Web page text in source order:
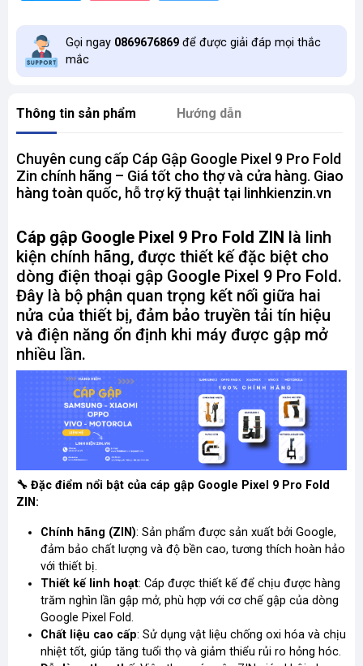
Gọi ngay 0869676869 để được giải đáp mọi thắc
mắc
Thông tin sản phẩm Hướng dẫn
Chuyên cung cấp Cáp Gập Google Pixel 9 Pro Fold
Zin chính hãng – Giá tốt cho thợ và cửa hàng. Giao
hàng toàn quốc, hỗ trợ kỹ thuật tại linhkienzin.vn
Cáp gập Google Pixel 9 Pro Fold ZIN là linh
kiện chính hãng, được thiết kế đặc biệt cho
dòng điện thoại gập Google Pixel 9 Pro Fold.
Đây là bộ phận quan trọng kết nối giữa hai
nửa của thiết bị, đảm bảo truyền tải tín hiệu
và điện năng ổn định khi máy được gập mở
nhiều lần.​
🔧 Đặc điểm nổi bật của cáp gập Google Pixel 9 Pro Fold
ZIN:
Chính hãng (ZIN): Sản phẩm được sản xuất bởi Google,
đảm bảo chất lượng và độ bền cao, tương thích hoàn hảo
với thiết bị.​
Thiết kế linh hoạt: Cáp được thiết kế để chịu được hàng
trăm nghìn lần gập mở, phù hợp với cơ chế gập của dòng
Google Pixel Fold.​
Chất liệu cao cấp: Sử dụng vật liệu chống oxi hóa và chịu
nhiệt tốt, giúp tăng tuổi thọ và giảm thiểu rủi ro hỏng hóc.​